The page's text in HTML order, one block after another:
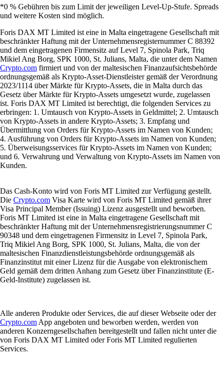
*0 % Gebühren bis zum Limit der jeweiligen Level-Up-Stufe. Spreads
und weitere Kosten sind möglich.
Foris DAX MT Limited ist eine in Malta eingetragene Gesellschaft mit
beschränkter Haftung mit der Unternehmensregisternummer C 88392
und dem eingetragenen Firmensitz auf Level 7, Spinola Park, Triq
Mikiel Ang Borg, SPK 1000, St. Julians, Malta, die unter dem Namen
Crypto.com firmiert und von der maltesischen Finanzaufsichtsbehörde
ordnungsgemäß als Krypto-Asset-Dienstleister gemäß der Verordnung
2023/1114 über Märkte für Krypto-Assets, die in Malta durch das
Gesetz über Märkte für Krypto-Assets umgesetzt wurde, zugelassen
ist. Foris DAX MT Limited ist berechtigt, die folgenden Services zu
erbringen: 1. Umtausch von Krypto-Assets in Geldmittel; 2. Umtausch
von Krypto-Assets in andere Krypto-Assets; 3. Empfang und
Übermittlung von Orders für Krypto-Assets im Namen von Kunden;
4. Ausführung von Orders für Krypto-Assets im Namen von Kunden;
5. Überweisungsservices für Krypto-Assets im Namen von Kunden;
und 6. Verwahrung und Verwaltung von Krypto-Assets im Namen von
Kunden.
Das Cash-Konto wird von Foris MT Limited zur Verfügung gestellt.
Die Crypto.com Visa Karte wird von Foris MT Limited gemäß ihrer
Visa Principal Member (Issuing) Lizenz ausgestellt und beworben.
Foris MT Limited ist eine in Malta eingetragene Gesellschaft mit
beschränkter Haftung mit der Unternehmensregistrierungsnummer C
90348 und dem eingetragenen Firmensitz in Level 7, Spinola Park,
Triq Mikiel Ang Borg, SPK 1000, St. Julians, Malta, die von der
maltesischen Finanzdienstleistungsbehörde ordnungsgemäß als
Finanzinstitut mit einer Lizenz für die Ausgabe von elektronischem
Geld gemäß dem dritten Anhang zum Gesetz über Finanzinstitute (E-
Geld-Institute) zugelassen ist.
Alle anderen Produkte oder Services, die auf dieser Webseite oder der
Crypto.com App angeboten und beworben werden, werden von
anderen Konzerngesellschaften bereitgestellt und fallen nicht unter die
von Foris DAX MT Limited oder Foris MT Limited regulierten
Services.